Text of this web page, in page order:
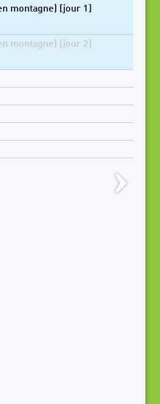
montagne) [jour 1]
montagne) [jour 2]